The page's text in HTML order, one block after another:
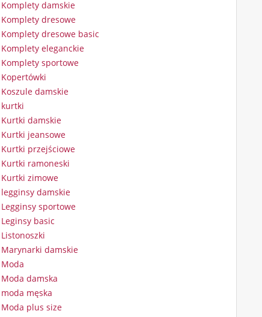
Komplety damskie
Komplety dresowe
Komplety dresowe basic
Komplety eleganckie
Komplety sportowe
Kopertówki
Koszule damskie
kurtki
Kurtki damskie
Kurtki jeansowe
Kurtki przejściowe
Kurtki ramoneski
Kurtki zimowe
legginsy damskie
Legginsy sportowe
Leginsy basic
Listonoszki
Marynarki damskie
Moda
Moda damska
moda męska
Moda plus size